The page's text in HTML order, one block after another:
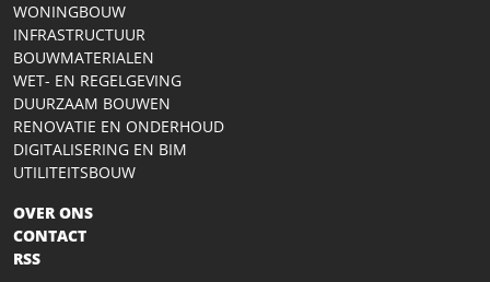
WONINGBOUW
INFRASTRUCTUUR
BOUWMATERIALEN
WET- EN REGELGEVING
DUURZAAM BOUWEN
RENOVATIE EN ONDERHOUD
DIGITALISERING EN BIM
UTILITEITSBOUW
OVER ONS
CONTACT
RSS